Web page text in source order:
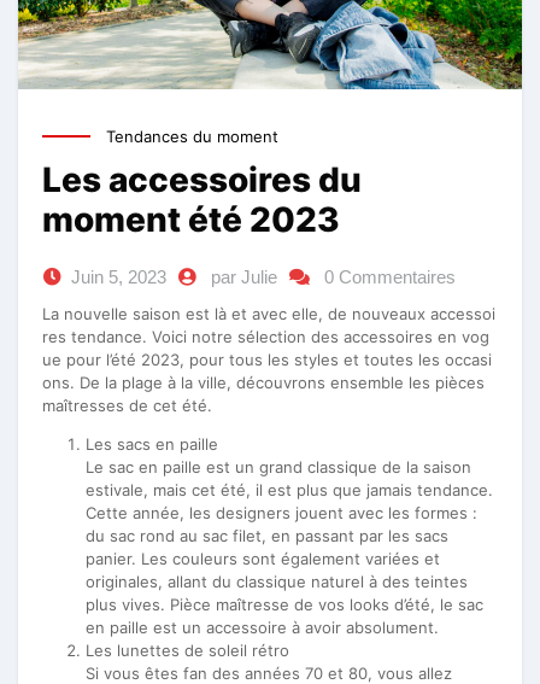
Tendances du moment
Les accessoires du
moment été 2023
Juin 5, 2023 par Julie 0 Commentaires
La nouvelle saison est là et avec elle, de nouveaux accessoi
res tendance. Voici notre sélection des accessoires en vog
ue pour l’été 2023, pour tous les styles et toutes les occasi
ons. De la plage à la ville, découvrons ensemble les pièces
maîtresses de cet été.
Les sacs en paille
Le sac en paille est un grand classique de la saison
estivale, mais cet été, il est plus que jamais tendance.
Cette année, les designers jouent avec les formes :
du sac rond au sac filet, en passant par les sacs
panier. Les couleurs sont également variées et
originales, allant du classique naturel à des teintes
plus vives. Pièce maîtresse de vos looks d’été, le sac
en paille est un accessoire à avoir absolument.
Les lunettes de soleil rétro
Si vous êtes fan des années 70 et 80, vous allez